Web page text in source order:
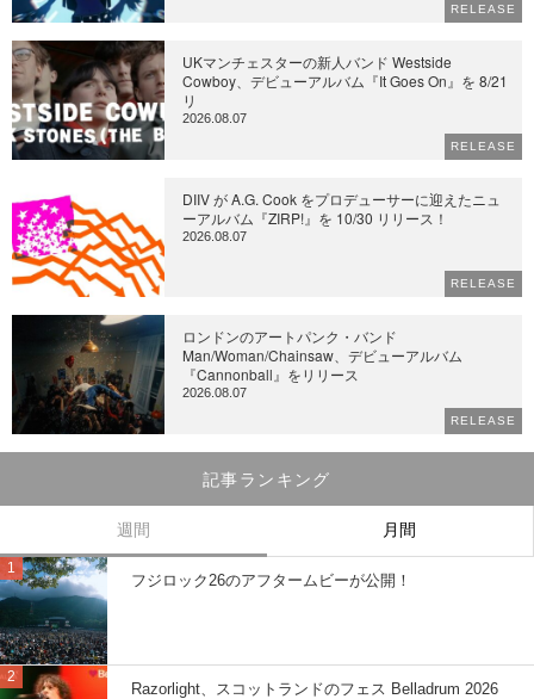
RELEASE
UKマンチェスターの新人バンド Westside
Cowboy、デビューアルバム『It Goes On』を 8/21
リ
2026.08.07
RELEASE
DIIV が A.G. Cook をプロデューサーに迎えたニュ
ーアルバム『ZIRP!』を 10/30 リリース！
2026.08.07
RELEASE
ロンドンのアートパンク・バンド
Man/Woman/Chainsaw、デビューアルバム
『Cannonball』をリリース
2026.08.07
RELEASE
記事ランキング
週間 月間
フジロック26のアフタームビーが公開！
Razorlight、スコットランドのフェス Belladrum 2026